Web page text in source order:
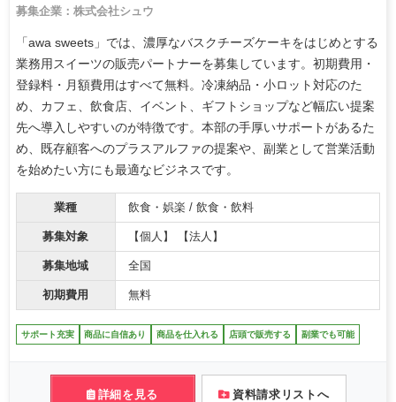
募集企業：株式会社シュウ
「awa sweets」では、濃厚なバスクチーズケーキをはじめとする
業務用スイーツの販売パートナーを募集しています。初期費用・
登録料・月額費用はすべて無料。冷凍納品・小ロット対応のた
め、カフェ、飲食店、イベント、ギフトショップなど幅広い提案
先へ導入しやすいのが特徴です。本部の手厚いサポートがあるた
め、既存顧客へのプラスアルファの提案や、副業として営業活動
を始めたい方にも最適なビジネスです。
業種 飲食・娯楽 / 飲食・飲料
募集対象 【個人】 【法人】
募集地域 全国
初期費用 無料
サポート充実 商品に自信あり 商品を仕入れる 店頭で販売する 副業でも可能
詳細を見る 資料請求リストへ